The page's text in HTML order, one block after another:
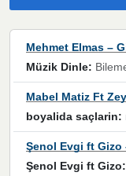
Mehmet Elmas –
Müzik Dinle: Bilemem artık senden
Mabel Matiz Ft
boyalida saçlarin:
Şenol Evgi ft Gizo
Şenol Evgi ft Gizo: